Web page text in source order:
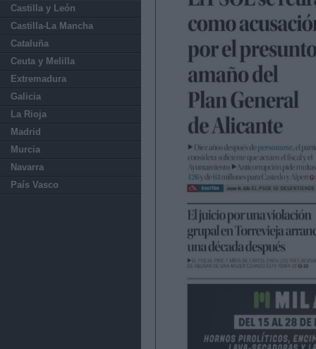
Castilla y León
Castilla-La Mancha
Cataluña
Ceuta y Melilla
Extremadura
Galicia
La Rioja
Madrid
Murcia
Navarra
País Vasco